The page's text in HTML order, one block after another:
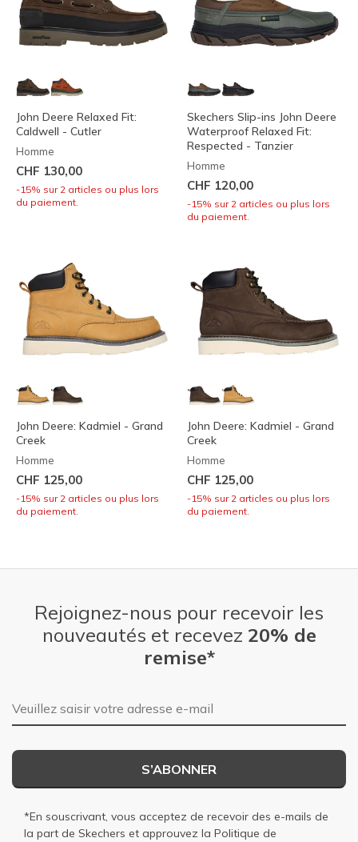
John Deere Relaxed Fit:
Caldwell - Cutler
Homme
CHF 130,00
-15% sur 2 articles ou plus lors
du paiement.
Skechers Slip-ins John Deere
Waterproof Relaxed Fit:
Respected - Tanzier
Homme
CHF 120,00
-15% sur 2 articles ou plus lors
du paiement.
John Deere: Kadmiel - Grand
Creek
Homme
CHF 125,00
-15% sur 2 articles ou plus lors
du paiement.
John Deere: Kadmiel - Grand
Creek
Homme
CHF 125,00
-15% sur 2 articles ou plus lors
du paiement.
Rejoignez-nous pour recevoir les
nouveautés et recevez 20% de
remise*
Adresse e-mail
S’ABONNER
*En souscrivant, vous acceptez de recevoir des e-mails de
la part de Skechers et approuvez la Politique de